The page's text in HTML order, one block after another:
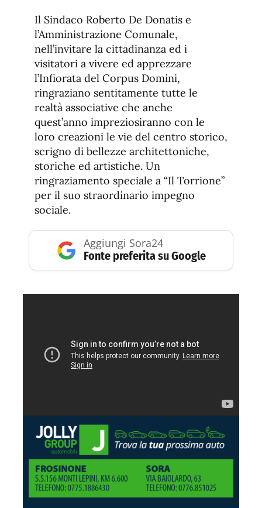
Il Sindaco Roberto De Donatis e
l’Amministrazione Comunale,
nell’invitare la cittadinanza ed i
visitatori a vivere ed apprezzare
l’Infiorata del Corpus Domini,
ringraziano sentitamente tutte le
realtà associative che anche
quest’anno impreziosiranno con le
loro creazioni le vie del centro storico,
scrigno di bellezze architettoniche,
storiche ed artistiche. Un
ringraziamento speciale a “Il Torrione”
per il suo straordinario impegno
sociale.
Aggiungi Sora24
Fonte preferita su Google